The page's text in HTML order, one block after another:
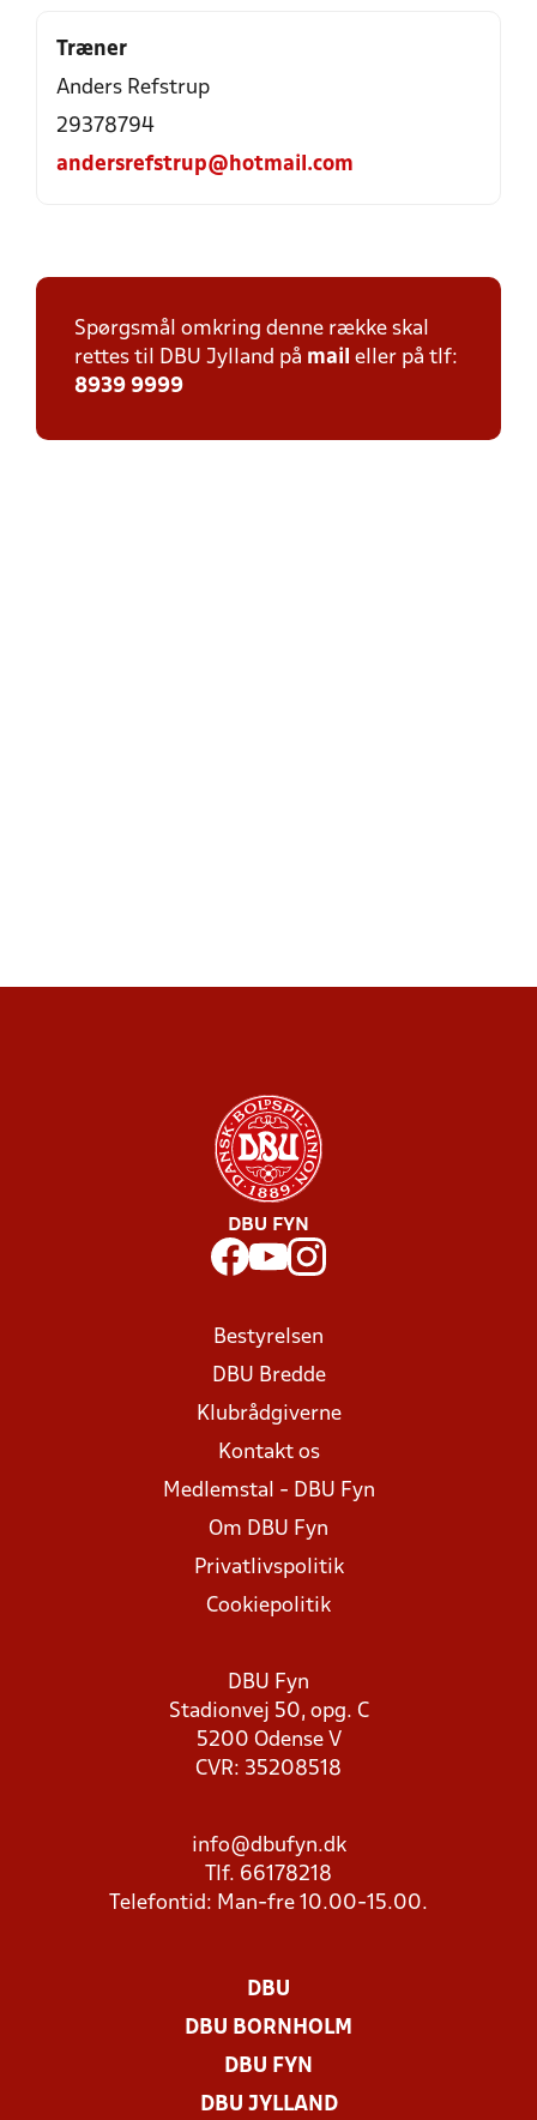
Træner
Anders Refstrup
29378794
andersrefstrup@hotmail.com
Spørgsmål omkring denne række skal
rettes til DBU Jylland på mail eller på tlf:
8939 9999
DBU FYN
Bestyrelsen
DBU Bredde
Klubrådgiverne
Kontakt os
Medlemstal - DBU Fyn
Om DBU Fyn
Privatlivspolitik
Cookiepolitik
DBU Fyn
Stadionvej 50, opg. C
5200 Odense V
CVR: 35208518
info@dbufyn.dk
Tlf. 66178218
Telefontid: Man-fre 10.00-15.00.
DBU
DBU BORNHOLM
DBU FYN
DBU JYLLAND